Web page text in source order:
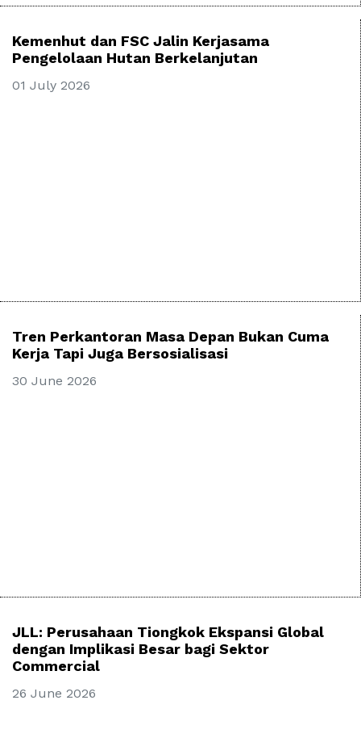
Kemenhut dan FSC Jalin Kerjasama
Pengelolaan Hutan Berkelanjutan
01 July 2026
Tren Perkantoran Masa Depan Bukan Cuma
Kerja Tapi Juga Bersosialisasi
30 June 2026
JLL: Perusahaan Tiongkok Ekspansi Global
dengan Implikasi Besar bagi Sektor
Commercial
26 June 2026